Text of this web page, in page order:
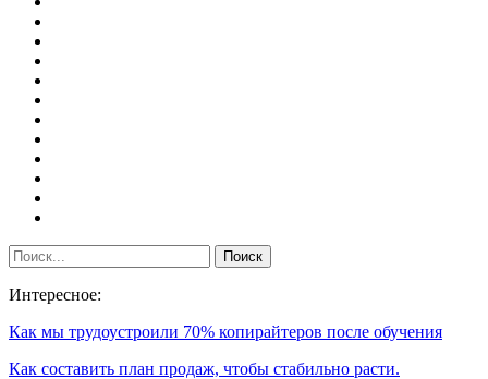
Интересное:
Как мы трудоустроили 70% копирайтеров после обучения
Как составить план продаж, чтобы стабильно расти.